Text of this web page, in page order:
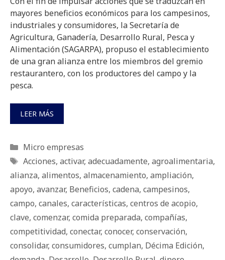
mayores beneficios económicos para los campesinos,
industriales y consumidores, la Secretaría de
Agricultura, Ganadería, Desarrollo Rural, Pesca y
Alimentación (SAGARPA), propuso el establecimiento
de una gran alianza entre los miembros del gremio
restaurantero, con los productores del campo y la
pesca.
LEER MÁS
Categorías
Micro empresas
Etiquetas
Acciones, activar, adecuadamente, agroalimentaria,
alianza, alimentos, almacenamiento, ampliación,
apoyo, avanzar, Beneficios, cadena, campesinos,
campo, canales, características, centros de acopio,
clave, comenzar, comida preparada, compañías,
competitividad, conectar, conocer, conservación,
consolidar, consumidores, cumplan, Décima Edición,